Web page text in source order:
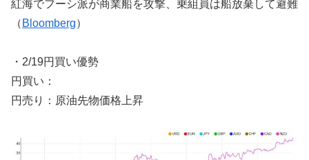
紅海でフーシ派が商業船を攻撃、乗組員は船放棄して避難
（ Bloomberg）
・2/19円買い優勢
円買い：
円売り：原油先物価格上昇